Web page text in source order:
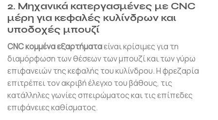
2. Μηχανικά κατεργασμένες με CNC
μέρη για κεφαλές κυλίνδρων και
υποδοχές μπουζί
CNC κομμένα εξαρτήματαείναι κρίσιμες για τη
διαμόρφωση των θέσεων των μπουζί και των γύρω
επιφανειών της κεφαλής του κυλίνδρου. Η φρεζαρία
επιτρέπει τον ακριβή έλεγχο του βάθους, τις
κατάλληλες γωνίες σπειρώματος και τις επίπεδες
επιφάνειες καθίσματος.